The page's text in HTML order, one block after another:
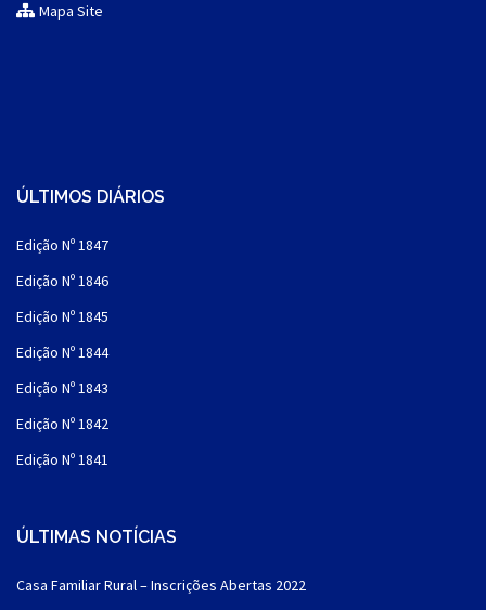
Mapa Site
ÚLTIMOS DIÁRIOS
Edição Nº 1847
Edição Nº 1846
Edição Nº 1845
Edição Nº 1844
Edição Nº 1843
Edição Nº 1842
Edição Nº 1841
ÚLTIMAS NOTÍCIAS
Casa Familiar Rural – Inscrições Abertas 2022